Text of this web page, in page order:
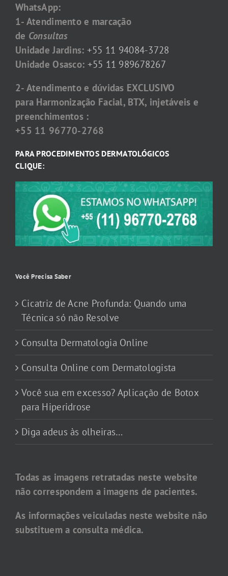
WhatsApp:
1- Atendimento e marcação
de Consultas
Unidade Jardins: +55 11 94084-3728
Unidade Osasco: +55 11 989678267
2- Atendimento e dúvidas EXCLUSIVO
para Harmonização Facial, BTX, injetáveis e
preenchimentos :
+55 11 96770-2768
PARA PROCEDIMENTOS DERMATOLÓGICOS
CLIQUE:
Você Precisa Saber
Cicatriz de Acne Profunda: Quando uma
Técnica só não Resolve
Consulta Dermatologia Online
Consulta Online com Dermatologista
Você sua em excesso? Aplicação de Botox
para Hiperidrose
Diga adeus às olheiras…
Todas as imagens retratadas neste website
não correspondem a imagens de pacientes.
As informações veiculadas neste website não
substituem a consulta médica.